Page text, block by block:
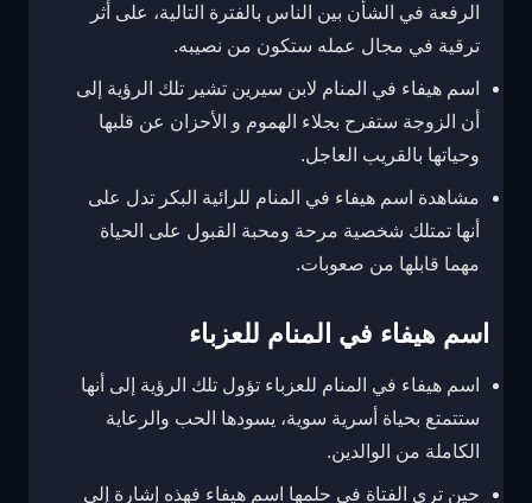
الرفعة في الشأن بين الناس بالفترة التالية، على أثر
ترقية في مجال عمله ستكون من نصيبه.
اسم هيفاء في المنام لابن سيرين تشير تلك الرؤية إلى
أن الزوجة ستفرح بجلاء الهموم و الأحزان عن قلبها
وحياتها بالقريب العاجل.
مشاهدة اسم هيفاء في المنام للرائية البكر تدل على
أنها تمتلك شخصية مرحة ومحبة القبول على الحياة
مهما قابلها من صعوبات.
اسم هيفاء في المنام للعزباء
اسم هيفاء في المنام للعزباء تؤول تلك الرؤية إلى أنها
ستتمتع بحياة أسرية سوية، يسودها الحب والرعاية
الكاملة من الوالدين.
حين ترى الفتاة في حلمها اسم هيفاء فهذه إشارة إلى